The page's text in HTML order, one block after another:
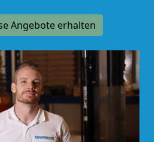
Angebote erhalten